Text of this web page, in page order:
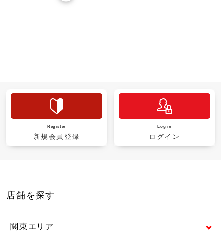
Register
新規会員登録
Log in
ログイン
店舗を探す
関東エリア